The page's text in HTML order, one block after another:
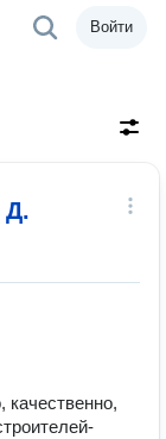
Войти
Д.